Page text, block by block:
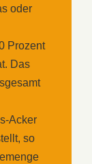
oder
Prozent
Das
Acker
so